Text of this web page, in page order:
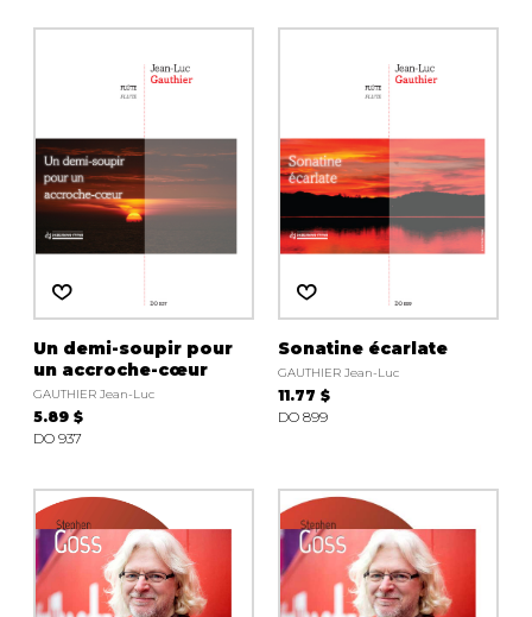
Un demi-soupir pour
un accroche-cœur
GAUTHIER Jean-Luc
5.89 $
DO 937
Sonatine écarlate
GAUTHIER Jean-Luc
11.77 $
DO 899